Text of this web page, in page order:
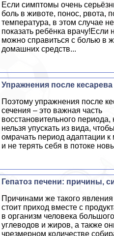
Если симптомы очень
боль в животе, понос, рвота,
температура, в этом случае
показать ребёнка врачу!Если
можно справиться с болью в
домашних средств...
Упражнения после кесарева
Поэтому упражнения после
сечения – это важная часть
восстановительного периода,
нельзя упускать из вида,
омрачать период адаптации к
и не терять себя в потоке
Гепатоз печени: причины,
Причинами же такого
стоит приход вместе с
в организм человека
углеводов и жиров, а также
чрезмерном количестве